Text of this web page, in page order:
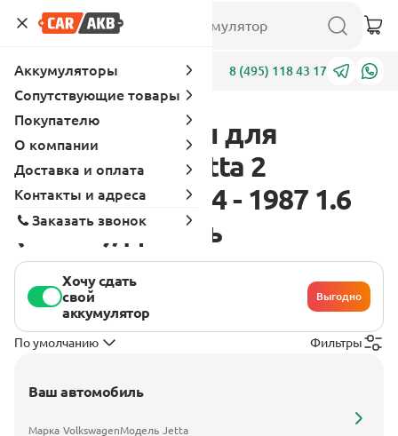
Адреса 8 (495) 118 43 17
Аккумуляторы для
Volkswagen Jetta 2
поколение 1984 - 1987 1.6
(70 л.с.), дизель
Хочу сдать
свой
аккумулятор
Выгодно
По умолчанию Фильтры
Ваш автомобиль
Марка VolkswagenМодель Jetta
Аккумуляторы
Сопутствующие товары
Покупателю
О компании
Доставка и оплата
Контакты и адреса
Заказать звонок